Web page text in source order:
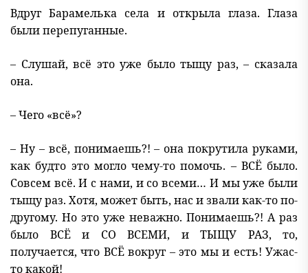
Вдруг Барамелька села и открыла глаза. Глаза
были перепуганные.
– Слушай, всё это уже было тыщу раз, – сказала
она.
– Чего «всё»?
– Ну – всё, понимаешь?! – она покрутила руками,
как будто это могло чему-то помочь. – ВСЁ было.
Совсем всё. И с нами, и со всеми… И мы уже были
тыщу раз. Хотя, может быть, нас и звали как-то по-
другому. Но это уже неважно. Понимаешь?! А раз
было ВСЁ и СО ВСЕМИ, и ТЫЩУ РАЗ, то,
получается, что ВСЁ вокруг – это мы и есть! Ужас-
то какой!